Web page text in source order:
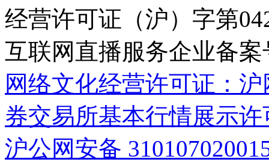
经营许可证（沪）字第
互联网直播服务企业备案
网络文化经营许可证：
券交易所基本行情展示许
沪公网安备